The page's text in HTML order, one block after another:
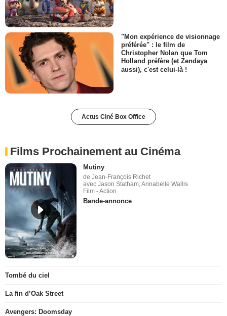
"Mon expérience de visionnage
préférée" : le film de
Christopher Nolan que Tom
Holland préfère (et Zendaya
aussi), c'est celui-là !
Actus Ciné Box Office
Films Prochainement au Cinéma
Mutiny
de Jean-François Richet
avec Jason Statham, Annabelle Wallis
Film - Action
Bande-annonce
Tombé du ciel
La fin d’Oak Street
Avengers: Doomsday